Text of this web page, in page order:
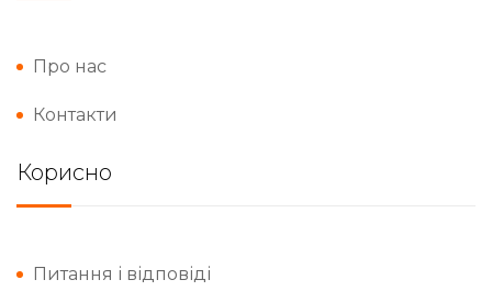
Про нас
Контакти
Корисно
Питання і відповіді